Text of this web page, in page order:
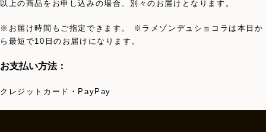
以上の商品をお申し込みの場合、別々のお届けとなります。
※お届け時間もご指定できます。 ※ラメゾンデュショコラは本日か
ら最短で10日のお届けになります。
お支払い方法：
クレジットカード・PayPay